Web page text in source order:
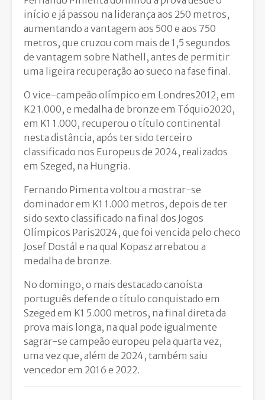
início e já passou na liderança aos 250 metros,
aumentando a vantagem aos 500 e aos 750
metros, que cruzou com mais de 1,5 segundos
de vantagem sobre Nathell, antes de permitir
uma ligeira recuperação ao sueco na fase final.
O vice-campeão olímpico em Londres2012, em
K2 1.000, e medalha de bronze em Tóquio2020,
em K1 1.000, recuperou o título continental
nesta distância, após ter sido terceiro
classificado nos Europeus de 2024, realizados
em Szeged, na Hungria.
Fernando Pimenta voltou a mostrar-se
dominador em K1 1.000 metros, depois de ter
sido sexto classificado na final dos Jogos
Olímpicos Paris2024, que foi vencida pelo checo
Josef Dostál e na qual Kopasz arrebatou a
medalha de bronze.
No domingo, o mais destacado canoísta
português defende o título conquistado em
Szeged em K1 5.000 metros, na final direta da
prova mais longa, na qual pode igualmente
sagrar-se campeão europeu pela quarta vez,
uma vez que, além de 2024, também saiu
vencedor em 2016 e 2022.